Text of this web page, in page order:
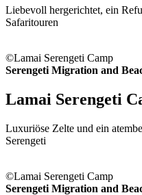
Liebevoll hergerichtet, ein
Safaritouren
©Lamai Serengeti Camp
Serengeti Migration and
Lamai Serengeti
Luxuriöse Zelte und ein
Serengeti
©Lamai Serengeti Camp
Serengeti Migration and